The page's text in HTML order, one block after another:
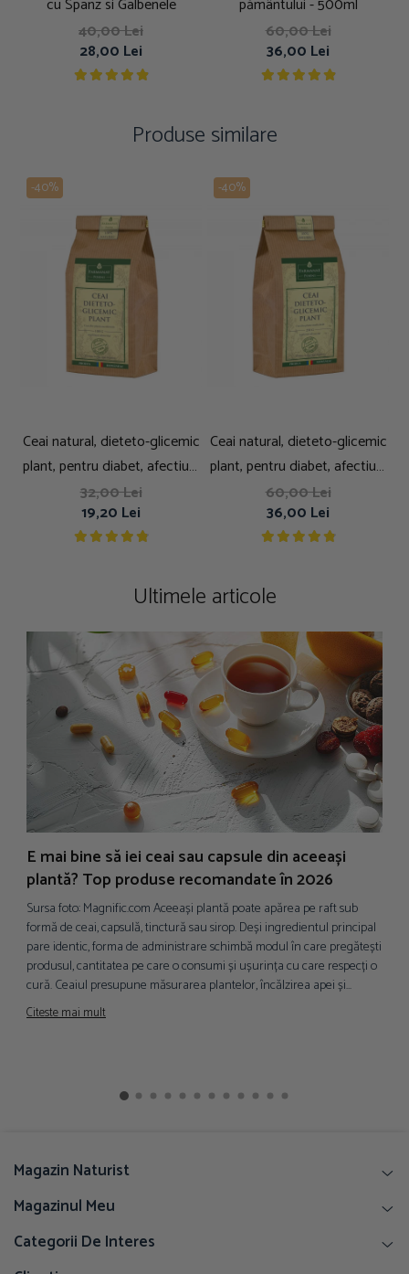
cu Spanz si Galbenele
40,00 Lei
28,00 Lei
pământului - 500ml
60,00 Lei
36,00 Lei
Produse similare
-40%
Ceai natural, dieteto-glicemic
plant, pentru diabet, afectiuni
ale pancreasului, 100g
32,00 Lei
19,20 Lei
-40%
Ceai natural, dieteto-glicemic
plant, pentru diabet, afectiuni
ale pancreasului, 250g
60,00 Lei
36,00 Lei
Ultimele articole
E mai bine să iei ceai sau capsule din aceeași
plantă? Top produse recomandate în 2026
Sursa foto: Magnific.com Aceeași plantă poate apărea pe raft sub
formă de ceai, capsulă, tinctură sau sirop. Deși ingredientul principal
pare identic, forma de administrare schimbă modul în care pregătești
produsul, cantitatea pe care o consumi și ușurința cu care respecți o
cură. Ceaiul presupune măsurarea plantelor, încălzirea apei și...
Citeste mai mult
Magazin Naturist
Magazinul Meu
Categorii De Interes